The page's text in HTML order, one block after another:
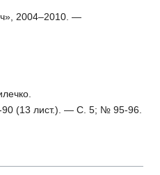
2004–2010. —
90 (13 лист.). — С. 5; № 95-96.